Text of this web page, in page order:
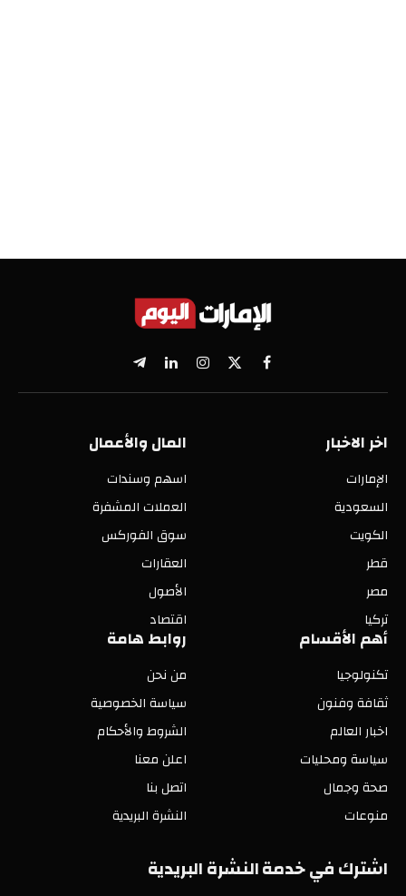
فيسبوك
X
(Twitter)
الانستغراملينكدإنتيلقرام
اخر الاخبار
الإمارات
السعودية
الكويت
قطر
مصر
تركيا
المال والأعمال
اسهم وسندات
العملات المشفرة
سوق الفوركس
العقارات
الأصول
اقتصاد
أهم الأقسام
تكنولوجيا
ثقافة وفنون
اخبار العالم
سياسة ومحليات
صحة وجمال
منوعات
روابط هامة
من نحن
سياسة الخصوصية
الشروط والأحكام
اعلن معنا
اتصل بنا
النشرة البريدية
اشترك في خدمة النشرة البريدية